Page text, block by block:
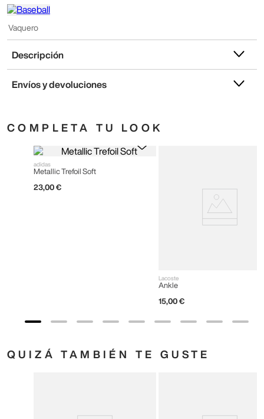
Vaquero
Descripción
Envíos y devoluciones
COMPLETA TU LOOK
adidas
Metallic Trefoil Soft
23,00 €
Lacoste
Ankle
15,00 €
QUIZÁ TAMBIÉN TE GUSTE